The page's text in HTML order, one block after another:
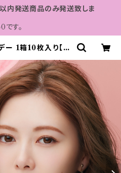
内発送商品のみ発送致しま
す。
ー 1箱10枚入り【C
モデル 細フチレン
カラコン カラー
クトレンズ | カラコ